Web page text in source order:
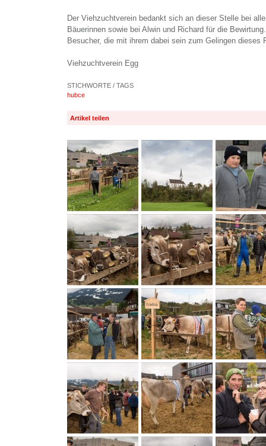
Der Viehzuchtverein bedankt sich an dieser Stelle bei
Bäuerinnen sowie bei Alwin und Richard für die
Besucher, die mit ihrem dabei sein zum Gelingen dieses
Viehzuchtverein Egg
STICHWORTE / TAGS
hubce
Artikel teilen